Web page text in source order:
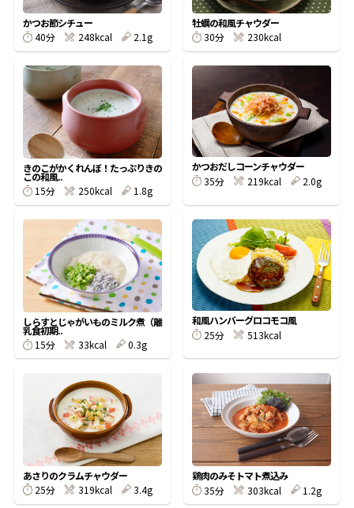
サッと鍋® 楽チン鍋®
楽チン屋® ストレートつゆ
新鮮一番 『氷熟®』
割烹白だしレシピ
レシピ特設サイト
割烹白だしレシピ特集
だし巻き卵特集
かつおだしが決め手！簡単茶碗蒸し
かつお節シチュー
40分
248kcal 2.1g
牡蠣の和風チャウダー
30分
230kcal
きのこがかくれんぼ！たっぷりきの
この和風..
15分
250kcal 1.8g
かつおだしコーンチャウダー
35分
219kcal 2.0g
しらすとじゃがいものミルク煮（離
乳食初期..
15分
33kcal 0.3g
和風ハンバーグロコモコ風
25分
513kcal
あさりのクラムチャウダー
25分
319kcal 3.4g
鶏肉のみそトマト煮込み
35分
303kcal 1.2g